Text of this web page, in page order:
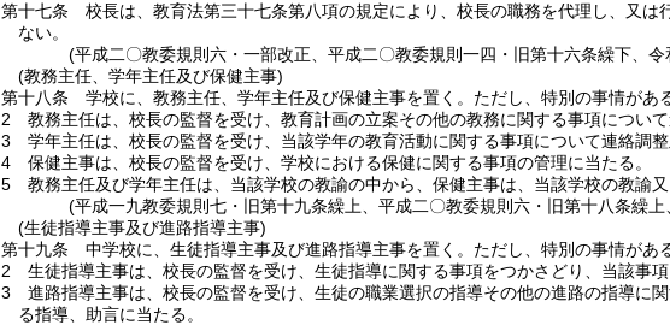
第十七条
校長は、教育法第三十七条第八項の規定により、校長の職務を代理し、又
ない。
(平成二〇教委規則六・一部改正、平成二〇教委規則一四・旧第十六条繰下、
(教務主任、学年主任及び保健主事)
第十八条
学校に、教務主任、学年主任及び保健主事を置く。 ただし、特別の事情があ
2
教務主任は、校長の監督を受け、教育計画の立案その他の教務に関する事項につい
3
学年主任は、校長の監督を受け、当該学年の教育活動に関する事項について連絡調
4
保健主事は、校長の監督を受け、学校における保健に関する事項の管理に当たる。
5
教務主任及び学年主任は、当該学校の教諭の中から、保健主事は、当該学校の教諭
(平成一九教委規則七・旧第十九条繰上、平成二〇教委規則六・旧第十八条繰
(生徒指導主事及び進路指導主事)
第十九条
中学校に、生徒指導主事及び進路指導主事を置く。 ただし、特別の事情があ
2
生徒指導主事は、校長の監督を受け、生徒指導に関する事項をつかさどり、当該事
3
進路指導主事は、校長の監督を受け、生徒の職業選択の指導その他の進路の指導に
る指導、助言に当たる。